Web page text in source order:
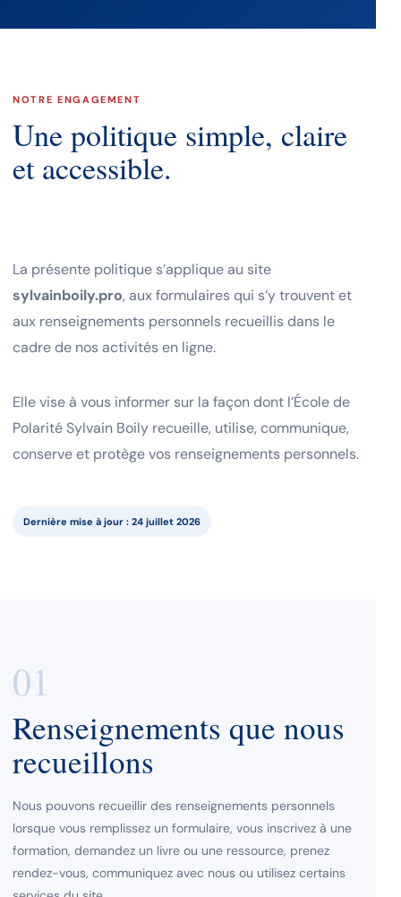
NOTRE ENGAGEMENT
Une politique simple, claire
et accessible.
La présente politique s’applique au site
sylvainboily.pro, aux formulaires qui s’y trouvent et
aux renseignements personnels recueillis dans le
cadre de nos activités en ligne.
Elle vise à vous informer sur la façon dont l’École de
Polarité Sylvain Boily recueille, utilise, communique,
conserve et protège vos renseignements personnels.
Dernière mise à jour : 24 juillet 2026
01
Renseignements que nous
recueillons
Nous pouvons recueillir des renseignements personnels
lorsque vous remplissez un formulaire, vous inscrivez à une
formation, demandez un livre ou une ressource, prenez
rendez-vous, communiquez avec nous ou utilisez certains